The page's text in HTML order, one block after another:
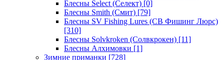
Блесны Select (Селект) [0]
Блесны Smith (Смит) [79]
Блесны SV Fishing Lures (СВ Фишинг Люрс)
[310]
Блесны Solvkroken (Солвкрокен) [11]
Блесны Алхимовки [1]
Зимние приманки [728]